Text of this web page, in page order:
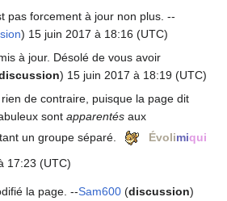
pas forcement à jour non plus. --
) 15 juin 2017 à 18:16 (UTC)
à jour. Désolé de vous avoir
) 15 juin 2017 à 18:19 (UTC)
de contraire, puisque la page dit
sontapparentés aux
un groupe séparé.
Évolimiqui
17:23 (UTC)
la page. --Sam600 (discussion)